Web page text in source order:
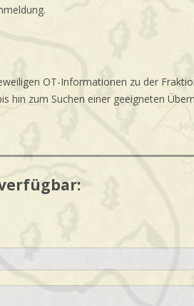
OT-Informationen zu der
hin zum Suchen einer geeigneten